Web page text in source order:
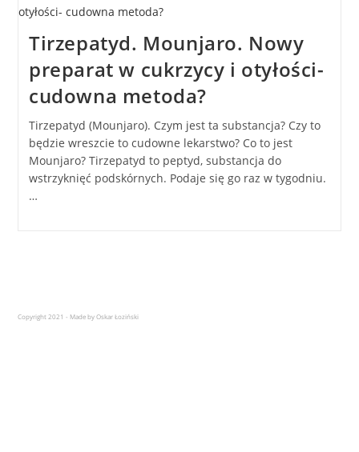
Tirzepatyd. Mounjaro. Nowy
preparat w cukrzycy i otyłości-
cudowna metoda?
Tirzepatyd (Mounjaro). Czym jest ta substancja? Czy to
będzie wreszcie to cudowne lekarstwo? Co to jest
Mounjaro? Tirzepatyd to peptyd, substancja do
wstrzyknięć podskórnych. Podaje się go raz w tygodniu.
…
Copyright 2021 - Made by Oskar Łoziński